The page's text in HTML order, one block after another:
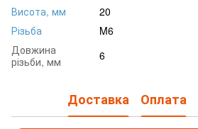
Висота, мм
20
Різьба
M6
Довжина
різьби, мм
6
Доставка Оплата